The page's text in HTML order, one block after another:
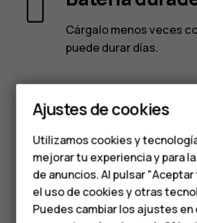
Smartphones
Teléfonos para
personas
Accesorios
HMD Terra M
Para empresas
Cárgalo menos veces
puede durar días.
Durable by
Construido para que
algunos golpes, al igual
antiguos.
Ajustes de cookies
Utilizamos cookies y
mejorar tu experiencia y para
de anuncios. Al pulsar
el uso de cookies y otras
Puedes cambiar los ajustes